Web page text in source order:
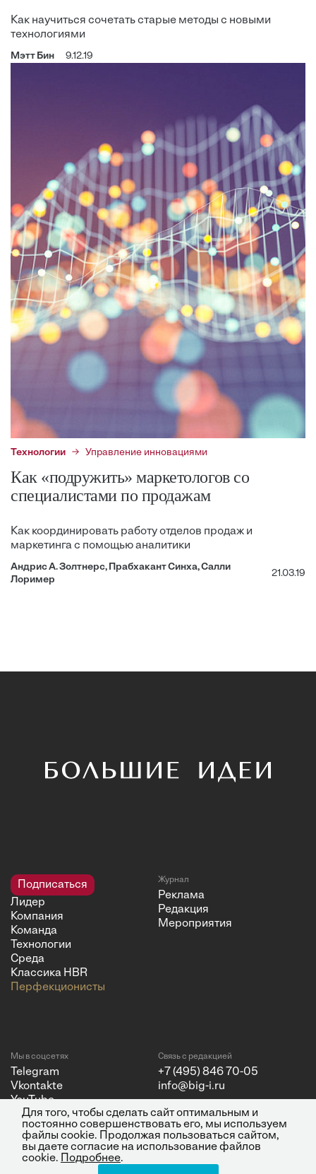
Как научиться сочетать старые методы с новыми
технологиями
Мэтт Бин 9.12.19
Технологии Управление инновациями
Как «подружить» маркетологов со
специалистами по продажам
Как координировать работу отделов продаж и
маркетинга с помощью аналитики
Андрис А. Золтнерс, Прабхакант Синха, Салли
Лоример
21.03.19
Подписаться
Лидер
Компания
Команда
Технологии
Среда
Классика HBR
Перфекционисты
Журнал
Реклама
Редакция
Мероприятия
Мы в соцсетях
Telegram
Vkontakte
YouTube
Связь с редакцией
+7 (495) 846 70-05
info@big-i.ru
Для того, чтобы сделать сайт оптимальным и
постоянно совершенствовать его, мы используем
файлы cookie. Продолжая пользоваться сайтом,
вы даете согласие на использование файлов
cookie.
Подробнее.